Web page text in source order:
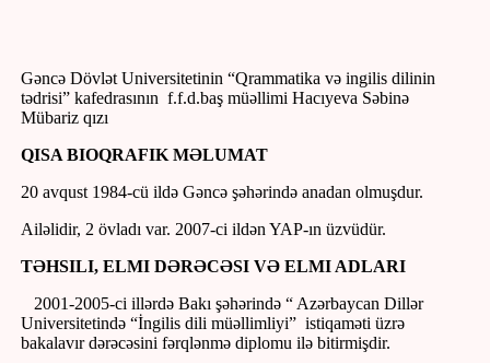
Gəncə Dövlət Universitetinin “Qrammatika və ingilis dilinin
tədrisi” kafedrasının f.f.d.baş müəllimi Hacıyeva Səbinə
Mübariz qızı
QISA BIOQRAFIK MƏLUMAT
20 avqust 1984-cü ildə Gəncə şəhərində anadan olmuşdur.
Ailəlidir, 2 övladı var. 2007-ci ildən YAP-ın üzvüdür.
TƏHSILI, ELMI DƏRƏCƏSI VƏ ELMI ADLARI
2001-2005-ci illərdə Bakı şəhərində “ Azərbaycan Dillər
Universitetində “İngilis dili müəllimliyi” istiqaməti üzrə
bakalavır dərəcəsini fərqlənmə diplomu ilə bitirmişdir.